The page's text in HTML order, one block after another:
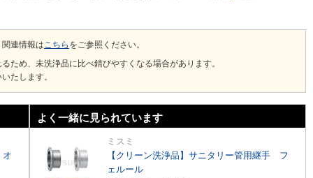
連情報はこちら をご参照ください。
ため、未洗浄品に比べ錆びやすくなる場合があります。
たします。
オ
よく一緒に見られています
ミスミ
【クリーン洗浄品】サニタリー管用継手 フ
ェルール